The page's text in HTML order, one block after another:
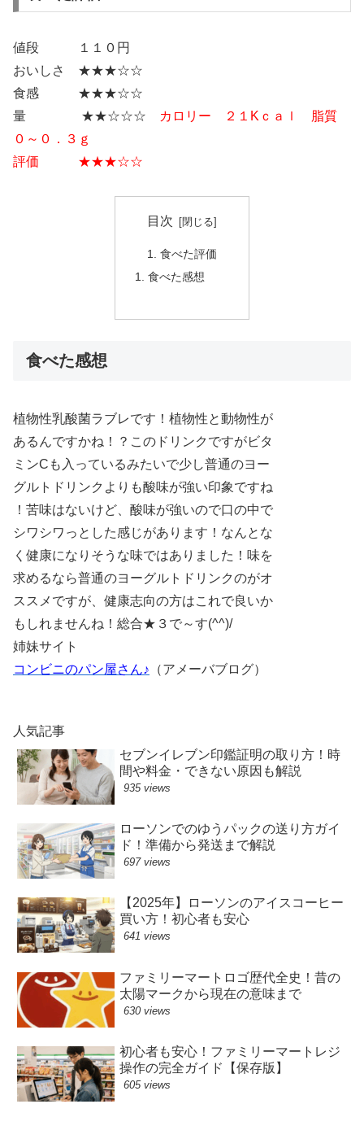
値段 １１０円
おいしさ ★★★☆☆
食感 ★★★☆☆
量 ★★☆☆☆
カロリー ２１Kｃａｌ 脂質
０～０．３ｇ
評価 ★★★☆☆
目次
食べた評価
食べた感想
食べた感想
植物性乳酸菌ラブレです！植物性と動物性が
あるんですかね！？このドリンクですがビタ
ミンCも入っているみたいで少し普通のヨー
グルトドリンクよりも酸味が強い印象ですね
！苦味はないけど、酸味が強いので口の中で
シワシワっとした感じがあります！なんとな
く健康になりそうな味ではありました！味を
求めるなら普通のヨーグルトドリンクのがオ
ススメですが、健康志向の方はこれで良いか
もしれませんね！総合★３で～す(^^)/
姉妹サイト
コンビニのパン屋さん♪ （アメーバブログ）
人気記事
セブンイレブン印鑑証明の取り方！時
間や料金・できない原因も解説
935 views
ローソンでのゆうパックの送り方ガイ
ド！準備から発送まで解説
697 views
【2025年】ローソンのアイスコーヒー
買い方！初心者も安心
641 views
ファミリーマートロゴ歴代全史！昔の
太陽マークから現在の意味まで
630 views
初心者も安心！ファミリーマートレジ
操作の完全ガイド【保存版】
605 views